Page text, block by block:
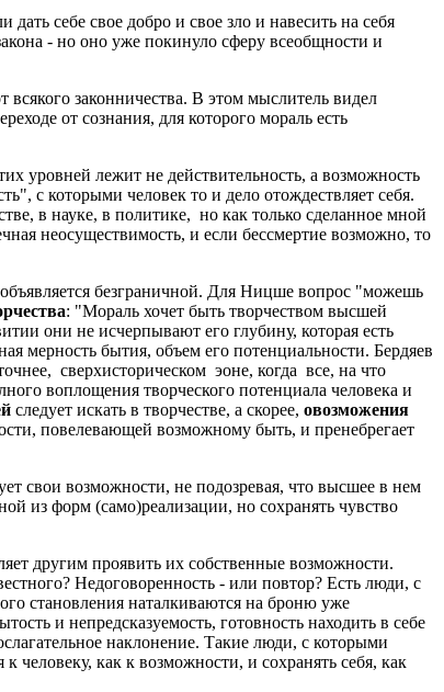
себе свое добро и свое зло и навесить на себя
- но оно уже покинуло сферу всеобщности и
законничества. В этом мыслитель видел
от сознания, для которого мораль есть
лежит не действительность, а возможность
с которыми человек то и дело отождествляет себя.
в науке, в политике, но как только сделанное мной
неосуществимость, и если бессмертие возможно, то
безграничной. Для Ницше вопрос "можешь
: "Мораль хочет быть творчеством высшей
они не исчерпывают его глубину, которая есть
мерность бытия, объем его потенциальности. Бердяев
сверхисторическом эоне, когда все, на что
воплощения творческого потенциала человека и
следует искать в творчестве, а скорее, овозможения
повелевающей возможному быть, и пренебрегает
свои возможности, не подозревая, что высшее в нем
из форм (само)реализации, но сохранять чувство
другим проявить их собственные возможности.
Недоговоренность - или повтор? Есть люди, с
становления наталкиваются на броню уже
и непредсказуемость, готовность находить в себе
наклонение. Такие люди, с которыми
как к возможности, и сохранять себя, как